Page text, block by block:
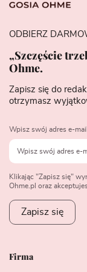
Firma
ODBIERZ
„Szczęście
Ohme.
Zapisz się do
otrzymasz
Wpisz swój adres e-
Klikając "Zapisz się"
Ohme.pl oraz
Zapisz się